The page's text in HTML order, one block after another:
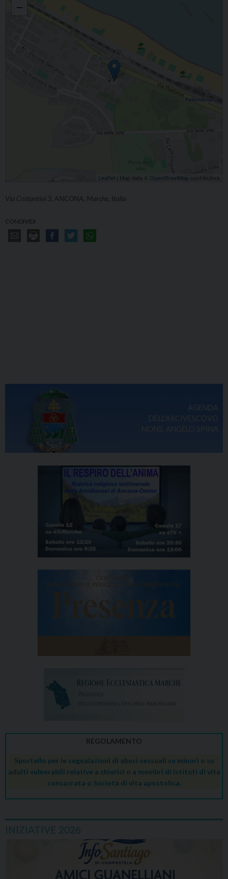
−
Leaflet | Map data © OpenStreetMap contributors
Via Costantini 3, ANCONA, Marche, Italia
CONDIVIDI
AGENDA
DELL'ARCIVESCOVO
MONS. ANGELO SPINA
REGOLAMENTO
Sportello per le segnalazioni di abusi sessuali su minori o su
adulti vulnerabili relative a chierici o a membri di Istituti di vita
consacrata o Società di vita apostolica.
INIZIATIVE 2026